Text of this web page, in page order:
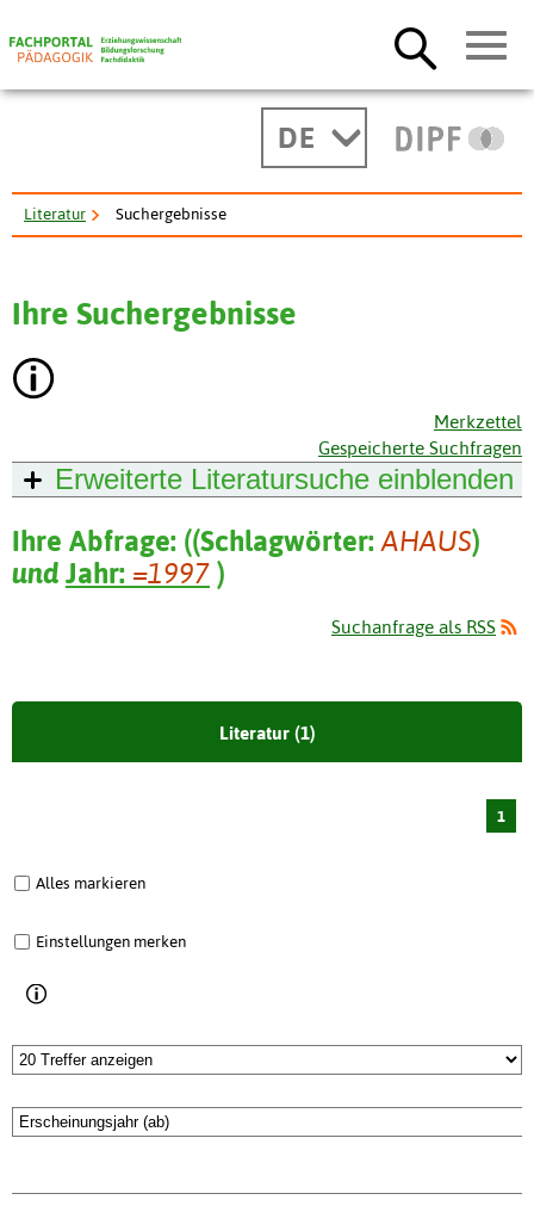
DE
Literatur Suchergebnisse
Ihre Suchergebnisse
Merkzettel
Gespeicherte Suchfragen
Erweiterte Literatursuche einblenden
Ihre Abfrage: ((Schlagwörter: AHAUS)
und Jahr: =1997 )
Suchanfrage als RSS
Literatur (1)
1
Alles markieren
Einstellungen merken